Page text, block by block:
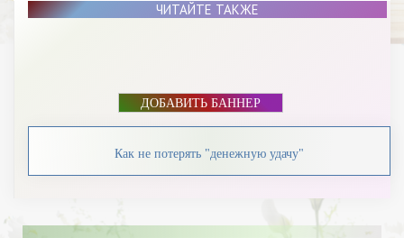
ЧИТАЙТЕ ТАКЖЕ
ДОБАВИТЬ БАННЕР
Как не потерять "денежную удачу"